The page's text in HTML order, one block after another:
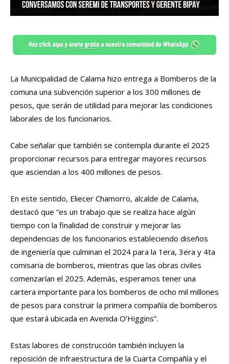
La Municipalidad de Calama hizo entrega a Bomberos de la
comuna una subvención superior a los 300 millones de
pesos, que serán de utilidad para mejorar las condiciones
laborales de los funcionarios.
Cabe señalar que también se contempla durante el 2025
proporcionar recursos para entregar mayores recursos
que asciendan a los 400 millones de pesos.
En este sentido, Eliecer Chamorro, alcalde de Calama,
destacó que “es un trabajo que se realiza hace algún
tiempo con la finalidad de construir y mejorar las
dependencias de los funcionarios estableciendo diseños
de ingeniería que culminan el 2024 para la 1era, 3era y 4ta
comisaria de bomberos, mientras que las obras civiles
comenzarían el 2025. Además, esperamos tener una
cartera importante para los bomberos de ocho mil millones
de pesos para construir la primera compañía de bomberos
que estará ubicada en Avenida O’Higgins”.
Estas labores de construcción también incluyen la
reposición de infraestructura de la Cuarta Compañía y el